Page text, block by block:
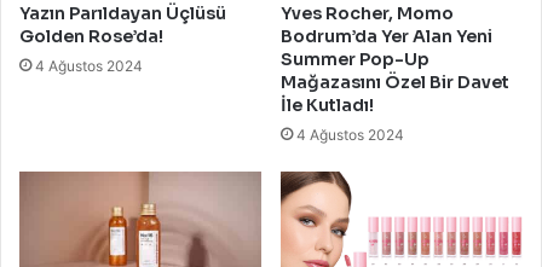
Yazın Parıldayan Üçlüsü
Golden Rose’da!
4 Ağustos 2024
Yves Rocher, Momo
Bodrum’da Yer Alan Yeni
Summer Pop-Up
Mağazasını Özel Bir Davet
İle Kutladı!
4 Ağustos 2024